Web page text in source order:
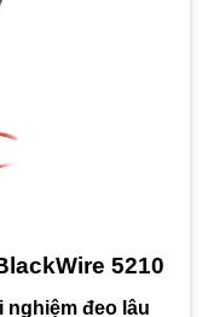
5210
nghiệm đeo lâu